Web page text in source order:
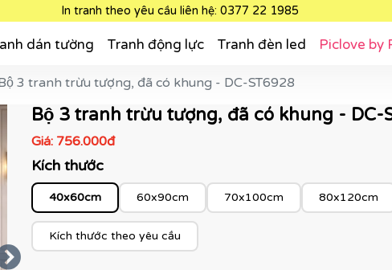
In tranh theo yêu cầu liên hệ: 0377 22 1985
dán tường Tranh động lực Tranh đèn led Piclove by
3 tranh trừu tượng, đã có khung - DC-ST6928
Bộ 3 tranh trừu tượng, đã có khung - DC-
Giá: 756.000đ
Kích thước
40x60cm 60x90cm 70x100cm 80x120cm
Kích thước theo yêu cầu